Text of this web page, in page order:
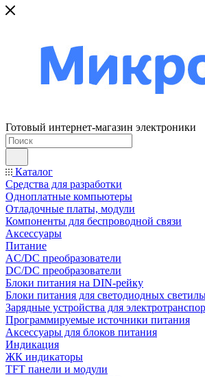
Готовый интернет-магазин электроники
Каталог
Средства для разработки
Одноплатные компьютеры
Отладочные платы, модули
Компоненты для беспроводной связи
Аксессуары
Питание
AC/DC преобразователи
DC/DC преобразователи
Блоки питания на DIN-рейку
Блоки питания для светодиодных
Зарядные устройства для
Программируемые источники питания
Аксессуары для блоков питания
Индикация
ЖК индикаторы
TFT панели и модули